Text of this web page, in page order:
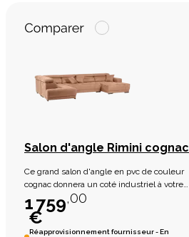
Salon d'angle Rimini cognac
Ce grand salon d'angle en pvc de couleur
cognac donnera un coté industriel à votre
salon. (voir en magasins les différents
choix de couleurs et mesures). Inclus 4
petits coussins.
1 759,00
€
Réapprovisionnement fournisseur - En